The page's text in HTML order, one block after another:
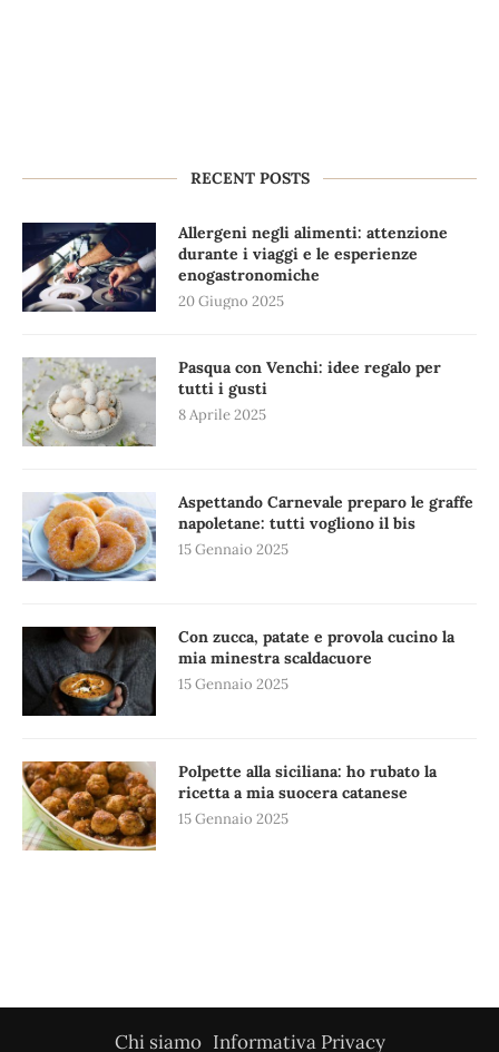
RECENT POSTS
Allergeni negli alimenti: attenzione
durante i viaggi e le esperienze
enogastronomiche
20 Giugno 2025
Pasqua con Venchi: idee regalo per
tutti i gusti
8 Aprile 2025
Aspettando Carnevale preparo le graffe
napoletane: tutti vogliono il bis
15 Gennaio 2025
Con zucca, patate e provola cucino la
mia minestra scaldacuore
15 Gennaio 2025
Polpette alla siciliana: ho rubato la
ricetta a mia suocera catanese
15 Gennaio 2025
Chi siamo Informativa Privacy